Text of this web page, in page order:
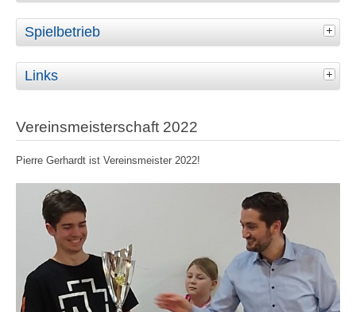
Spielbetrieb
Links
Vereinsmeisterschaft 2022
Pierre Gerhardt ist Vereinsmeister 2022!